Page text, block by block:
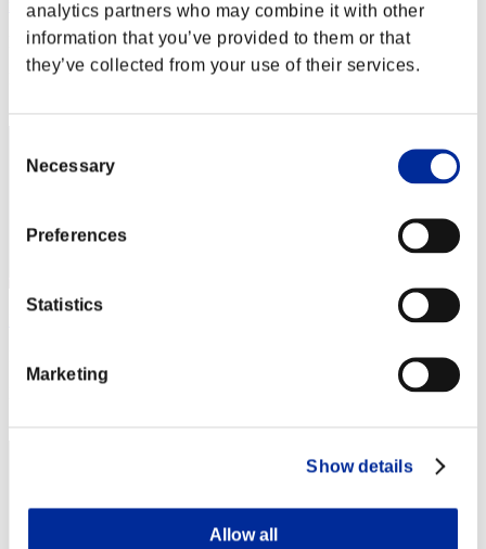
analytics partners who may combine it with other
information that you’ve provided to them or that
they’ve collected from your use of their services.
Selection
Necessary
Preferences
Statistics
Marketing
Show details
Allow all
mintbandit
Puntos:Lv:19/05'58"54
Posición